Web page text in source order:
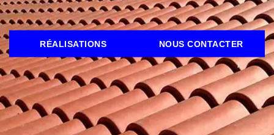
RÉALISATIONS NOUS CONTACTER